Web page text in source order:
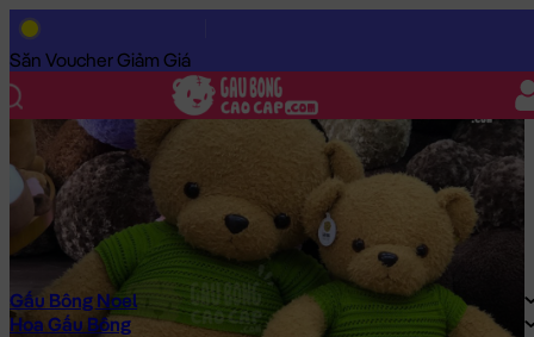
Săn Voucher Giảm Giá
Gấu Bông Noel
Hoa Gấu Bông
Trang Chủ